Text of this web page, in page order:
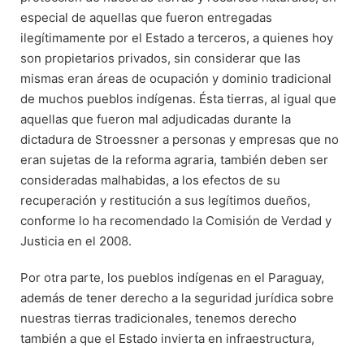
especial de aquellas que fueron entregadas
ilegítimamente por el Estado a terceros, a quienes hoy
son propietarios privados, sin considerar que las
mismas eran áreas de ocupación y dominio tradicional
de muchos pueblos indígenas. Ésta tierras, al igual que
aquellas que fueron mal adjudicadas durante la
dictadura de Stroessner a personas y empresas que no
eran sujetas de la reforma agraria, también deben ser
consideradas malhabidas, a los efectos de su
recuperación y restitución a sus legítimos dueños,
conforme lo ha recomendado la Comisión de Verdad y
Justicia en el 2008.
Por otra parte, los pueblos indígenas en el Paraguay,
además de tener derecho a la seguridad jurídica sobre
nuestras tierras tradicionales, tenemos derecho
también a que el Estado invierta en infraestructura,